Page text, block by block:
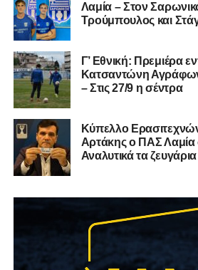
Λαμία – Στον
Τρούμπουλος και
Γ’ Εθνική: Πρεμιέρα
Κατσαντώνη
– Στις 27/9 η σέντρα
Kύπελλο
Αρτάκης ο ΠΑΣ Λαμία
Αναλυτικά τα ζευγάρια